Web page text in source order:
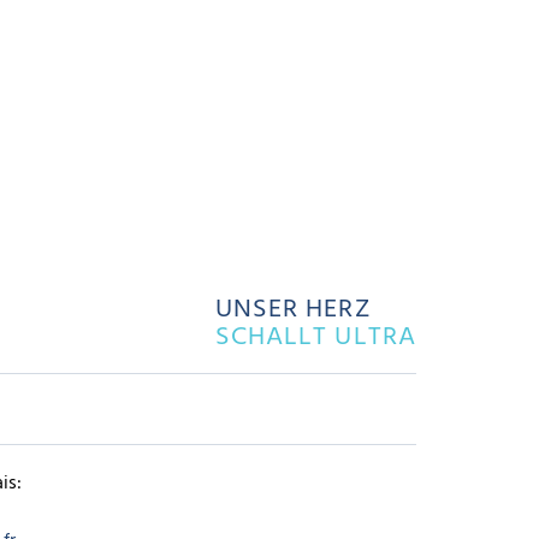
UNSER HERZ
SCHALLT ULTRA